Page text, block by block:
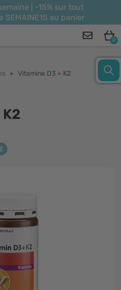
| -15% sur tout
SEMAINE15 au panier
0
Vitamine D3 + K2